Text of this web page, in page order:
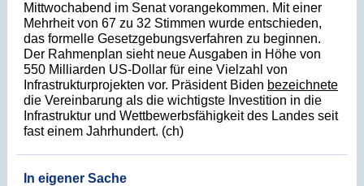
Mittwochabend im Senat vorangekommen. Mit einer
Mehrheit von 67 zu 32 Stimmen wurde entschieden,
das formelle Gesetzgebungsverfahren zu beginnen.
Der Rahmenplan sieht neue Ausgaben in Höhe von
550 Milliarden US-Dollar für eine Vielzahl von
Infrastrukturprojekten vor. Präsident Biden bezeichnete
die Vereinbarung als die wichtigste Investition in die
Infrastruktur und Wettbewerbsfähigkeit des Landes seit
fast einem Jahrhundert. (ch)
In eigener Sache